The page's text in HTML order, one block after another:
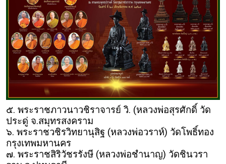
๕. พระราชภาวนาวชิราจารย์ วิ. (หลวงพ่อสุรศักดิ์ วัด
ประดู่ จ.สมุทรสงคราม
๖. พระราชวชิรวิทยานุสิฐ (หลวงพ่อวราห์) วัดโพธิ์ทอง
กรุงเทพมหานคร
๗. พระราชสิริวัชรรังษี (หลวงพ่อชำนาญ) วัดชินวรา